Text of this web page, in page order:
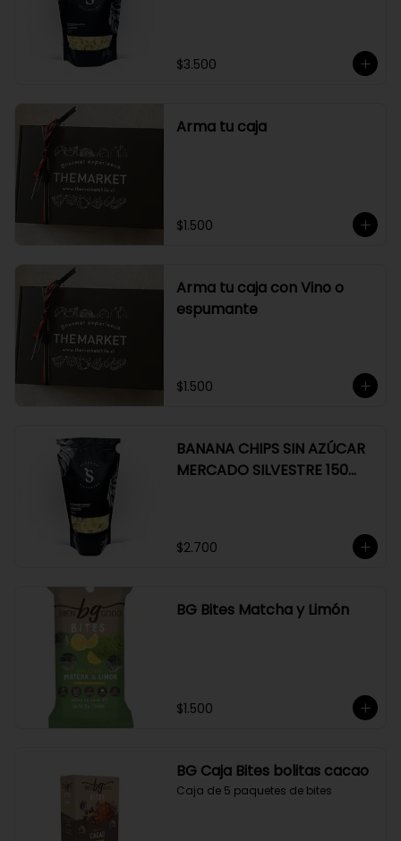
$3.500
Arma tu caja
$1.500
Arma tu caja con Vino o
espumante
$1.500
BANANA CHIPS SIN AZÚCAR
MERCADO SILVESTRE 150
$2.700
BG Bites Matcha y Limón
$1.500
BG Caja Bites bolitas cacao
Caja de 5 paquetes de bites